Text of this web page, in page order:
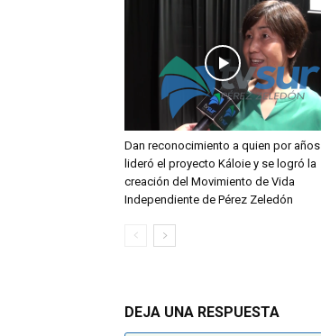
Dan reconocimiento a quien por años
lideró el proyecto Káloie y se logró la
creación del Movimiento de Vida
Independiente de Pérez Zeledón
DEJA UNA RESPUESTA